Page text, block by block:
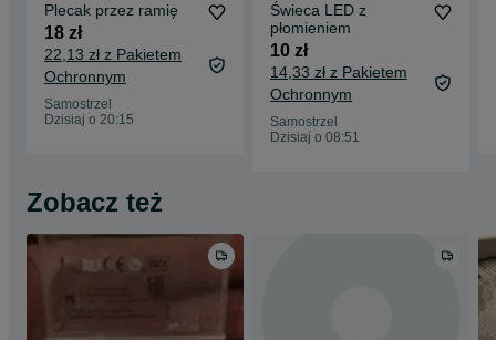
Plecak przez ramię
18 zł
22,13 zł z Pakietem
Ochronnym
Samostrzel
Dzisiaj o 20:15
Świeca LED z
płomieniem
10 zł
14,33 zł z Pakietem
Ochronnym
Samostrzel
Dzisiaj o 08:51
Zobacz też